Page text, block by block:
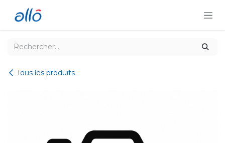
Tous les produits